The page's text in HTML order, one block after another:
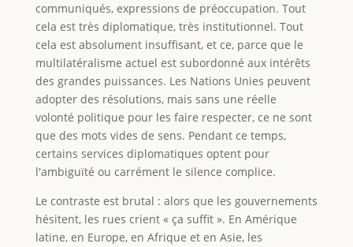
communiqués, expressions de préoccupation. Tout
cela est très diplomatique, très institutionnel. Tout
cela est absolument insuffisant, et ce, parce que le
multilatéralisme actuel est subordonné aux intérêts
des grandes puissances. Les Nations Unies peuvent
adopter des résolutions, mais sans une réelle
volonté politique pour les faire respecter, ce ne sont
que des mots vides de sens. Pendant ce temps,
certains services diplomatiques optent pour
l'ambiguïté ou carrément le silence complice.
Le contraste est brutal : alors que les gouvernements
hésitent, les rues crient « ça suffit ». En Amérique
latine, en Europe, en Afrique et en Asie, les